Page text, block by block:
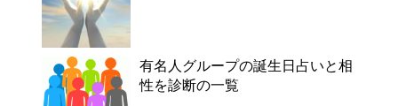
有名人グループの誕生日占いと相
性を診断の一覧